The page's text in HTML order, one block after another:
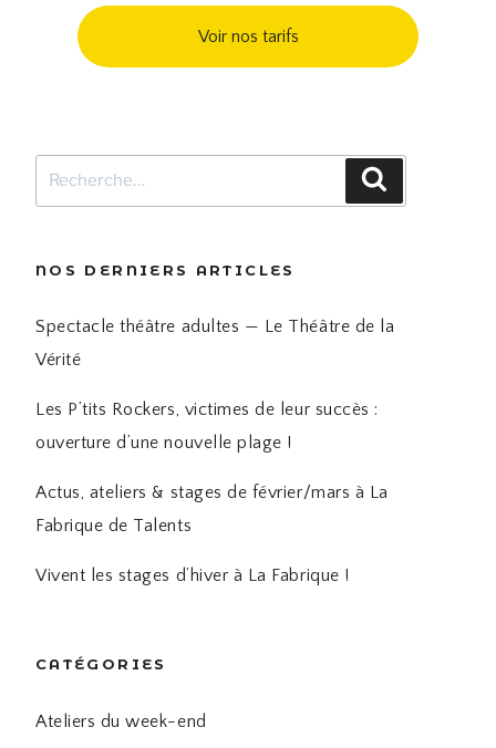
Voir nos tarifs
NOS DERNIERS ARTICLES
Spectacle théâtre adultes — Le Théâtre de la
Vérité
Les P’tits Rockers, victimes de leur succès :
ouverture d’une nouvelle plage !
Actus, ateliers & stages de février/mars à La
Fabrique de Talents
Vivent les stages d’hiver à La Fabrique !
CATÉGORIES
Ateliers du week-end